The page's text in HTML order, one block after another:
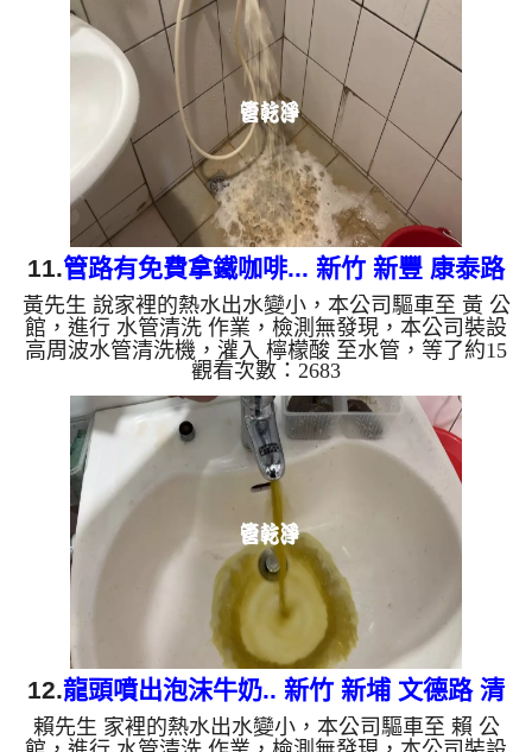
了。 如是自來水，如水管老化，會產生鐵鏽跟泥沙
堆積，洗出來的水就會是咖啡色，地下水含有氧化
錳，管壁上會結成黑色管垢，洗出來的水會跟石油一
樣黑，有些洗出綠色的水，是因為裡面有銅的物質，
生鏽產生銅綠，如是藍色...
11.管路有免費拿鐵咖啡... 新竹 新豐 康泰路
洗水管
黃先生 說家裡的熱水出水變小，本公司驅車至 黃 公
館，進行 水管清洗 作業，檢測無發現，本公司裝設
高周波水管清洗機，灌入 檸檬酸 至水管，等了約15
分，開啟 水管清洗機 ，啟動 螺旋波 模式，一開始只
流淡淡髒水，忽然顏色變咖啡色，就像拿鐵咖啡，兩
個多小時後，出水量乾淨熱水出水量恢復了。 如是
自來水，如水管老化，會產生鐵鏽跟泥沙堆積，洗出
來的水就會是咖啡色，地下水含有氧化錳，管壁上會
結成黑色管垢，洗出來的水會跟石油一樣黑，有些洗
出綠色的水，是因為裡面有銅的物質，生鏽產生銅
綠，如是藍色的水，...
觀看次數：2683
12.龍頭噴出泡沫牛奶.. 新竹 新埔 文德路 清
洗水管
賴先生 家裡的熱水出水變小，本公司驅車至 賴 公